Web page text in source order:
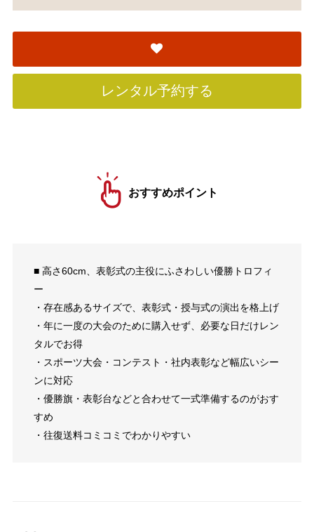
レンタル予約する
おすすめポイント
■ 高さ60cm、表彰式の主役にふさわしい優勝トロフィ
ー
・存在感あるサイズで、表彰式・授与式の演出を格上げ
・年に一度の大会のために購入せず、必要な日だけレン
タルでお得
・スポーツ大会・コンテスト・社内表彰など幅広いシー
ンに対応
・優勝旗・表彰台などと合わせて一式準備するのがおす
すめ
・往復送料コミコミでわかりやすい